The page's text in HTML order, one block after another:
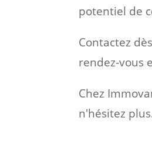
potentiel de
Contactez
rendez-vous
Chez
n'hésitez